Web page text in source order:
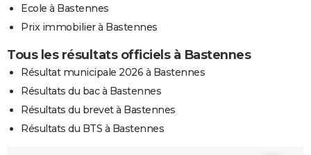
Ecole à Bastennes
Prix immobilier à Bastennes
Tous les résultats officiels à Bastennes
Résultat municipale 2026 à Bastennes
Résultats du bac à Bastennes
Résultats du brevet à Bastennes
Résultats du BTS à Bastennes